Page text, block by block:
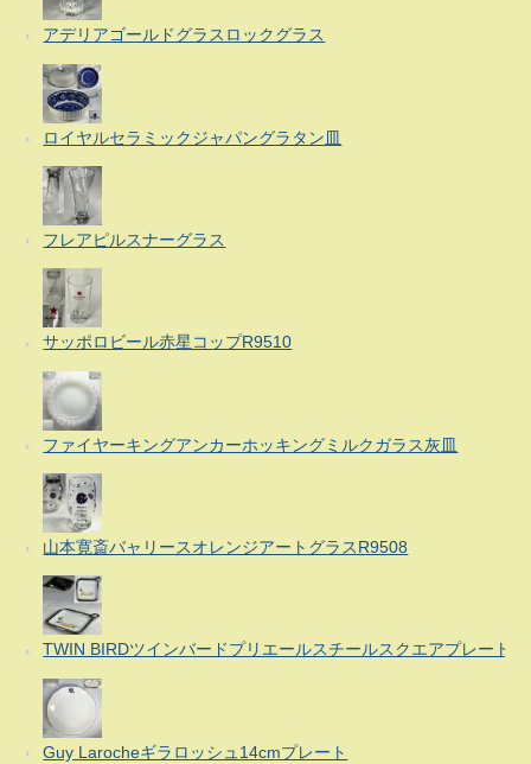
アデリアゴールドグラスロックグラス
ロイヤルセラミックジャパングラタン皿
フレアピルスナーグラス
サッポロビール赤星コップR9510
ファイヤーキングアンカーホッキングミルクガラス灰皿
山本寛斎バャリースオレンジアートグラスR9508
TWIN BIRDツインバードプリエールスチールスクエアプレート
Guy Larocheギラロッシュ14cmプレート